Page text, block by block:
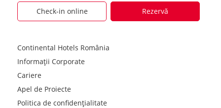
Check-in online Rezervă
Continental Hotels România
Informații Corporate
Cariere
Apel de Proiecte
Politica de confidențialitate